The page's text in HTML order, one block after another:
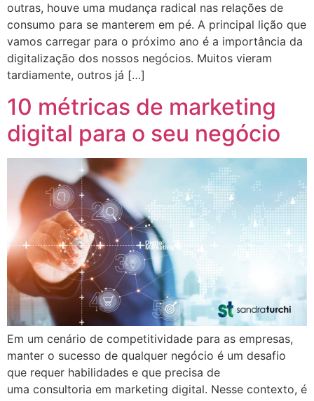
outras, houve uma mudança radical nas relações de
consumo para se manterem em pé. A principal lição que
vamos carregar para o próximo ano é a importância da
digitalização dos nossos negócios. Muitos vieram
tardiamente, outros já […]
10 métricas de marketing
digital para o seu negócio
Em um cenário de competitividade para as empresas,
manter o sucesso de qualquer negócio é um desafio
que requer habilidades e que precisa de
uma consultoria em marketing digital. Nesse contexto, é